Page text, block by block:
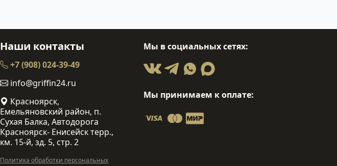
Наши контакты
+7 (908) 024-39-49
info@griffin24.ru
Красноярск,
Емельяновский район, п.
Сухая Балка, Автодорога
Красноярск- Енисейск терр.,
км. 15-й, зд. 5, стр. 2
Политика обработки персональных
Мы в социальных сетях:
Мы принимаем к оплате: